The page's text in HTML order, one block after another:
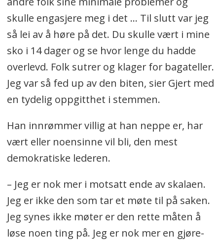
skulle engasjere meg i det … Til slutt var jeg
så lei av å høre på det. Du skulle vært i mine
sko i 14 dager og se hvor lenge du hadde
overlevd. Folk sutrer og klager for bagateller.
Jeg var så fed up av den biten, sier Gjert med
en tydelig oppgitthet i stemmen.
Han innrømmer villig at han neppe er, har
vært eller noensinne vil bli, den mest
demokratiske lederen.
– Jeg er nok mer i motsatt ende av skalaen.
Jeg er ikke den som tar et møte til på saken.
Jeg synes ikke møter er den rette måten å
løse noen ting på. Jeg er nok mer en gjøre-